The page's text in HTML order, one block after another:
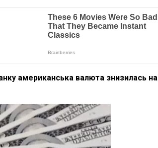
американська валюта знизилась на